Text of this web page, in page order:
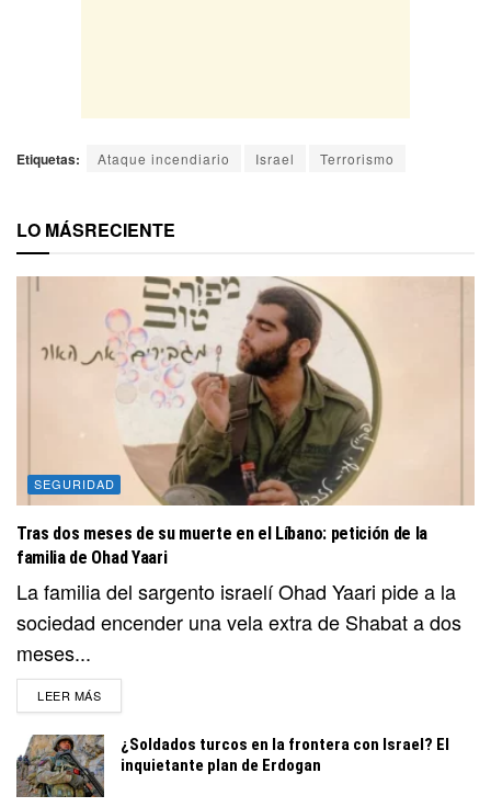
Etiquetas: Ataque incendiario Israel Terrorismo
LO MÁSRECIENTE
SEGURIDAD
Tras dos meses de su muerte en el Líbano: petición de la
familia de Ohad Yaari
La familia del sargento israelí Ohad Yaari pide a la
sociedad encender una vela extra de Shabat a dos
meses...
LEER MÁSDETAILS
¿Soldados turcos en la frontera con Israel? El
inquietante plan de Erdogan